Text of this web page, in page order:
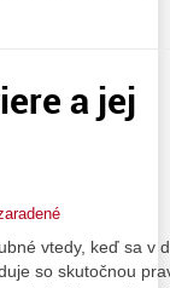
a jej
vtedy, keď sa v
so skutočnou